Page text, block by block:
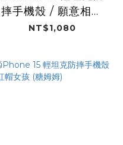
摔手機殼 / 願意相信
(糖姆姆)
NT$1,080